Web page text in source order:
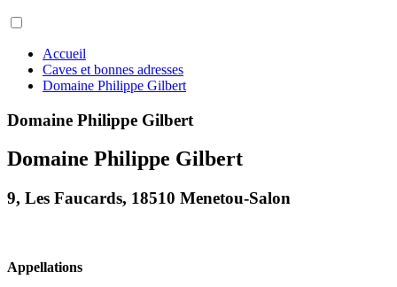
Accueil
Caves et bonnes adresses
Domaine Philippe Gilbert
Domaine Philippe Gilbert
Domaine Philippe Gilbert
9, Les Faucards, 18510 Menetou-Salon
Appellations